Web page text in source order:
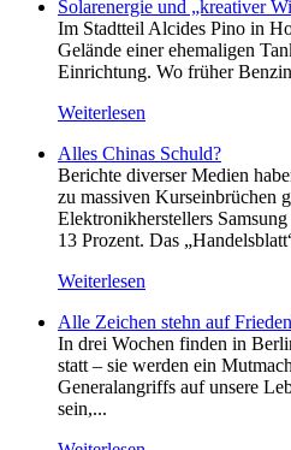
Solarenergie und „kreativer
Im Stadtteil Alcides Pino in
Gelände einer ehemaligen
Einrichtung. Wo früher
Weiterlesen
Alles Chinas Schuld?
Berichte diverser Medien
zu massiven Kurseinbrüchen
Elektronikherstellers
13 Prozent. Das
Weiterlesen
Alle Zeichen stehn auf
In drei Wochen finden in
statt – sie werden ein
Generalangriffs auf unsere
sein,...